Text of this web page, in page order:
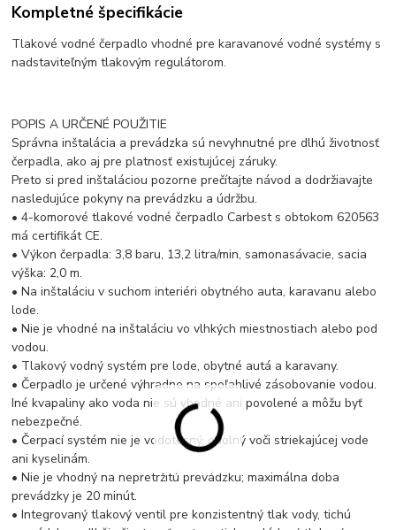
Kompletné špecifikácie
Tlakové vodné čerpadlo vhodné pre karavanové vodné systémy s
nadstaviteľným tlakovým regulátorom.
POPIS A URČENÉ POUŽITIE
Správna inštalácia a prevádzka sú nevyhnutné pre dlhú životnosť
čerpadla, ako aj pre platnosť existujúcej záruky.
Preto si pred inštaláciou pozorne prečítajte návod a dodržiavajte
nasledujúce pokyny na prevádzku a údržbu.
• 4-komorové tlakové vodné čerpadlo Carbest s obtokom 620563
má certifikát CE.
• Výkon čerpadla: 3,8 baru, 13,2 litra/min, samonasávacie, sacia
výška: 2,0 m.
• Na inštaláciu v suchom interiéri obytného auta, karavanu alebo
lode.
• Nie je vhodné na inštaláciu vo vlhkých miestnostiach alebo pod
vodou.
• Tlakový vodný systém pre lode, obytné autá a karavany.
• Čerpadlo je určené výhradne na spoľahlivé zásobovanie vodou.
Iné kvapaliny ako voda nie sú vhodné ani povolené a môžu byť
nebezpečné.
• Čerpací systém nie je vodotesný, odolný voči striekajúcej vode
ani kyselinám.
• Nie je vhodný na nepretržitú prevádzku; maximálna doba
prevádzky je 20 minút.
• Integrovaný tlakový ventil pre konzistentný tlak vody, tichú